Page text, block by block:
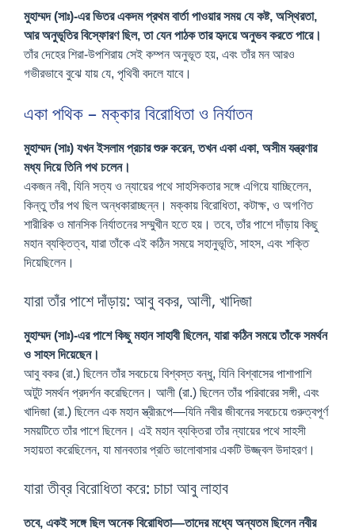
মুহাম্মদ (সাঃ)-এর ভিতর একদম প্রথম বার্তা পাওয়ার সময় যে কষ্ট, অস্থিরতা,
আর অনুভূতির বিস্ফোরণ ছিল, তা যেন পাঠক তার হৃদয়ে অনুভব করতে পারে।
তাঁর দেহের শিরা-উপশিরায় সেই কম্পন অনুভূত হয়, এবং তাঁর মন আরও
গভীরভাবে বুঝে যায় যে, পৃথিবী বদলে যাবে।
একা পথিক – মক্কার বিরোধিতা ও নির্যাতন
মুহাম্মদ (সাঃ) যখন ইসলাম প্রচার শুরু করেন, তখন একা একা, অসীম যন্ত্রণার
মধ্য দিয়ে তিনি পথ চলেন।
একজন নবী, যিনি সত্য ও ন্যায়ের পথে সাহসিকতার সঙ্গে এগিয়ে যাচ্ছিলেন,
কিন্তু তাঁর পথ ছিল অন্ধকারাচ্ছন্ন। মক্কায় বিরোধিতা, কটাক্ষ, ও অগণিত
শারীরিক ও মানসিক নির্যাতনের সম্মুখীন হতে হয়। তবে, তাঁর পাশে দাঁড়ায় কিছু
মহান ব্যক্তিত্ব, যারা তাঁকে এই কঠিন সময়ে সহানুভূতি, সাহস, এবং শক্তি
দিয়েছিলেন।
যারা তাঁর পাশে দাঁড়ায়: আবু বকর, আলী, খাদিজা
মুহাম্মদ (সাঃ)-এর পাশে কিছু মহান সাহাবী ছিলেন, যারা কঠিন সময়ে তাঁকে সমর্থন
ও সাহস দিয়েছেন।
আবু বকর (রা.) ছিলেন তাঁর সবচেয়ে বিশ্বস্ত বন্ধু, যিনি বিশ্বাসের পাশাপাশি
অটুট সমর্থন প্রদর্শন করেছিলেন। আলী (রা.) ছিলেন তাঁর পরিবারের সঙ্গী, এবং
খাদিজা (রা.) ছিলেন এক মহান স্ত্রীরূপে—যিনি নবীর জীবনের সবচেয়ে গুরুত্বপূর্ণ
সময়টিতে তাঁর পাশে ছিলেন। এই মহান ব্যক্তিরা তাঁর ন্যায়ের পথে সাহসী
সহায়তা করেছিলেন, যা মানবতার প্রতি ভালোবাসার একটি উজ্জ্বল উদাহরণ।
যারা তীব্র বিরোধিতা করে: চাচা আবু লাহাব
তবে, একই সঙ্গে ছিল অনেক বিরোধিতা—তাদের মধ্যে অন্যতম ছিলেন নবীর